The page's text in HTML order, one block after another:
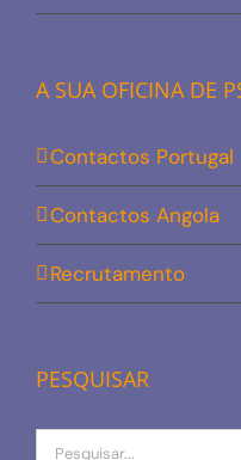
A SUA OFICINA DE
Contactos Portugal
Contactos Angola
Recrutamento
PESQUISAR
Procurar